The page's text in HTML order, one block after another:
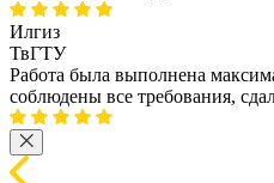
Илгиз
ТвГТУ
Работа была выполнена
соблюдены все требования,